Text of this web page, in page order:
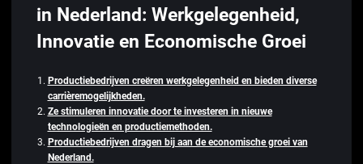
in Nederland: Werkgelegenheid,
Innovatie en Economische Groei
Productiebedrijven creëren werkgelegenheid en bieden diverse
carrièremogelijkheden.
Ze stimuleren innovatie door te investeren in nieuwe
technologieën en productiemethoden.
Productiebedrijven dragen bij aan de economische groei van
Nederland.